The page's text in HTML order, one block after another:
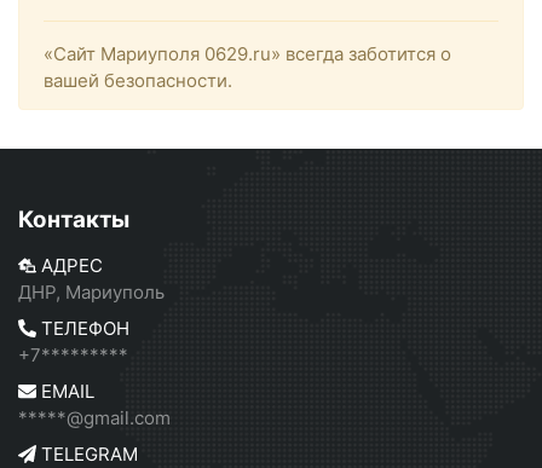
«Сайт Мариуполя 0629.ru» всегда заботится о
вашей безопасности.
Контакты
АДРЕС
ДНР, Мариуполь
ТЕЛЕФОН
+7*********
EMAIL
*****@gmail.com
TELEGRAM